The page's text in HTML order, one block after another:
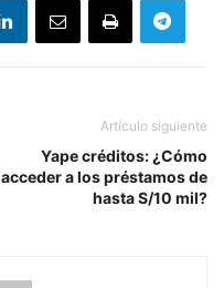
Artículo siguiente
Yape créditos: ¿Cómo
acceder a los préstamos de
hasta S/10 mil?